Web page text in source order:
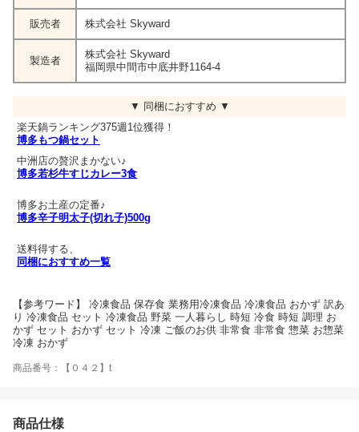
販売者 株式会社 Skyward
製造者
株式会社 Skyward
福岡県中間市中底井野1164-4
▼ 同梱におすすめ ▼
楽天鍋ランキング375週1位獲得！
博多もつ鍋セット
中洲店の贅沢まかない♪
博多若杉牛すじカレー3食
博多お土産の定番♪
博多辛子明太子(切れ子)500g
送料得する、
同梱におすすめ一覧
【参考ワード】 冷凍食品 保存食 業務用冷凍食品 冷凍食品 おかず 訳あ
り 冷凍食品 セット 冷凍食品 野菜 一人暮らし 時短 冷食 時短 調理 お
かず セット おかず セット 冷凍 ご飯のお供 非常食 非常食 惣菜 お惣菜
冷凍 おかず
商品番号：【０４２】t
商品仕様